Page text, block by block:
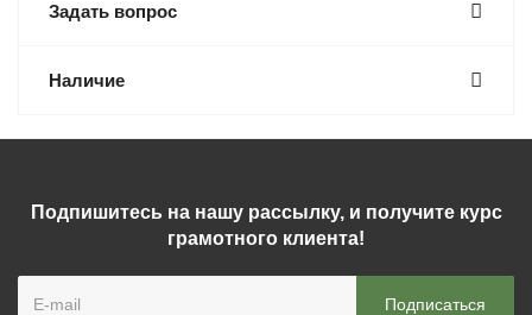
Задать вопрос
Наличие
Подпишитесь на нашу рассылку, и получите курс
грамотного клиента!